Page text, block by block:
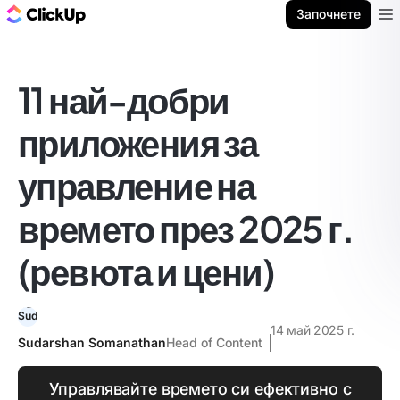
Започнете
11 най-добри
приложения за
управление на
времето през 2025 г.
(ревюта и цени)
Sudarshan SomanathanHead of Content
14 май 2025 г.
Управлявайте времето си ефективно с